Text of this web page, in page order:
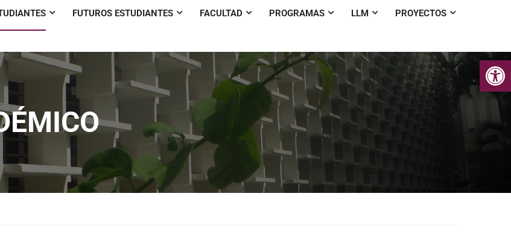
FUTUROS ESTUDIANTES FACULTAD PROGRAMAS LLM PROYECTOS